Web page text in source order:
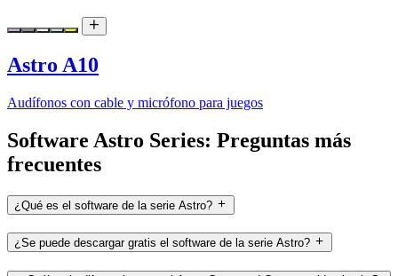
Astro A10
Audífonos con cable y micrófono para juegos
Software Astro Series: Preguntas más
frecuentes
¿Qué es el software de la serie Astro?
¿Se puede descargar gratis el software de la serie Astro?